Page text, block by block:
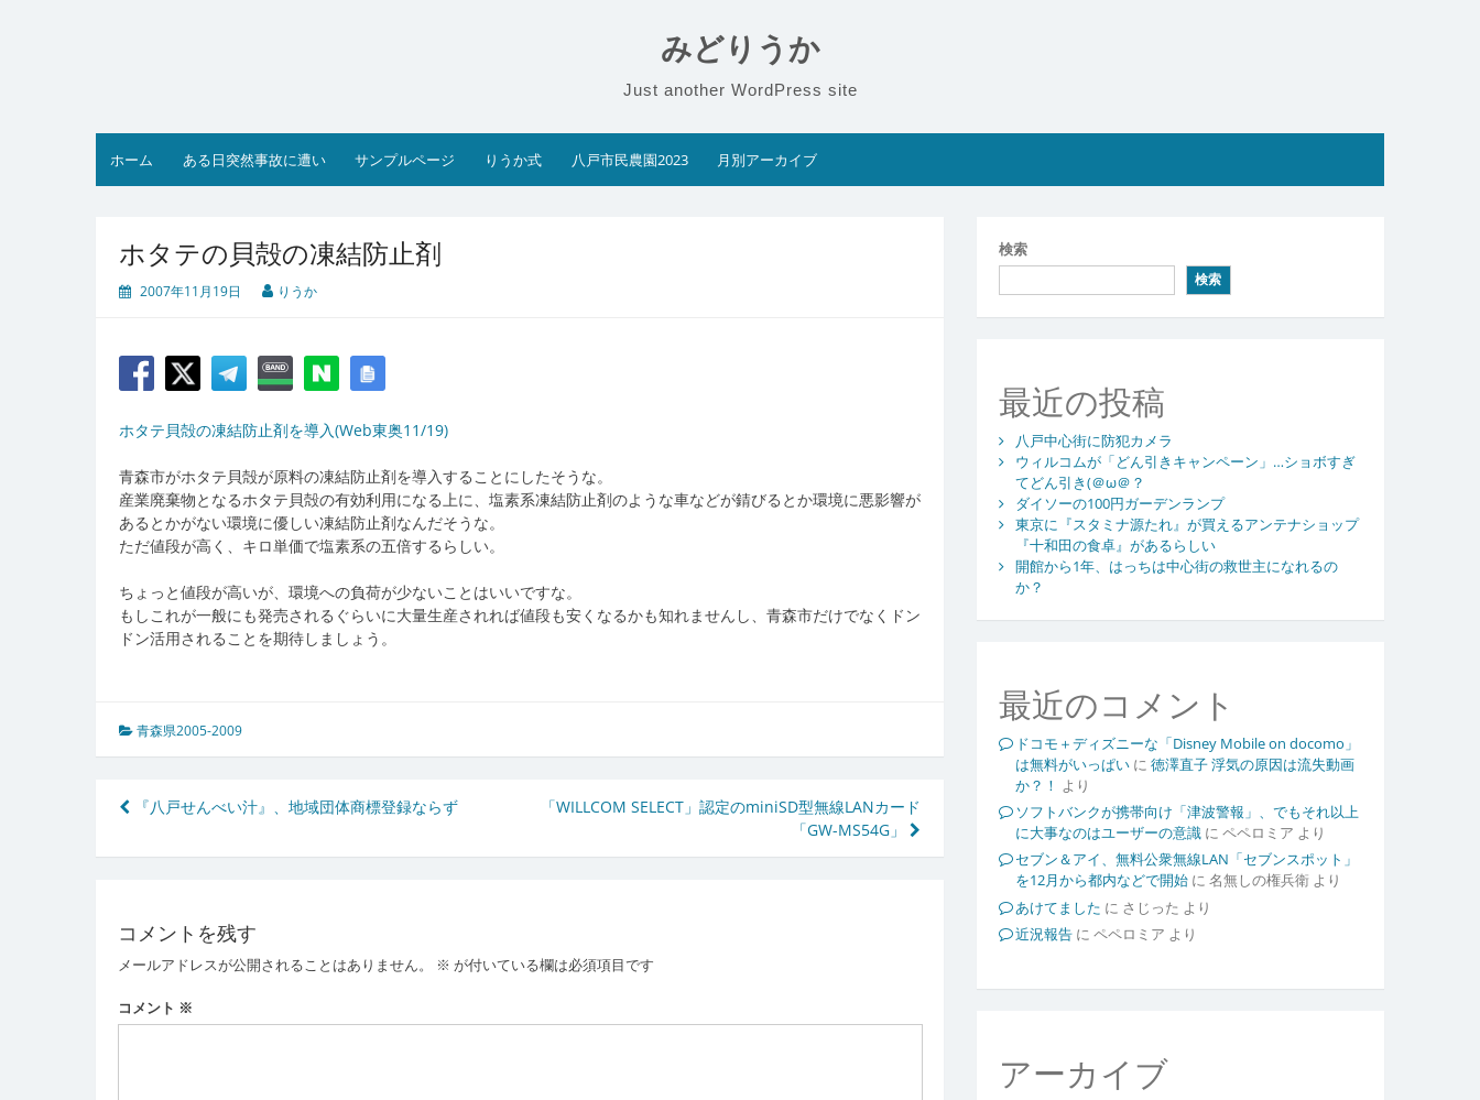
みどりうか
Just another WordPress site
ホーム ある日突然事故に遭い サンプルページ りうか式 八戸市民農園2023 月別アーカイブ
ホタテの貝殻の凍結防止剤
2007年11月19日 りうか
ホタテ貝殻の凍結防止剤を導入(Web東奥11/19)
青森市がホタテ貝殻が原料の凍結防止剤を導入することにしたそうな。
産業廃棄物となるホタテ貝殻の有効利用になる上に、塩素系凍結防止剤のような車などが錆びるとか環境に悪影響が
あるとかがない環境に優しい凍結防止剤なんだそうな。
ただ値段が高く、キロ単価で塩素系の五倍するらしい。
ちょっと値段が高いが、環境への負荷が少ないことはいいですな。
もしこれが一般にも発売されるぐらいに大量生産されれば値段も安くなるかも知れませんし、青森市だけでなくドン
ドン活用されることを期待しましょう。
青森県2005-2009
投
稿
ビ
ゲ
ー
シ
『八戸せんべい汁』、地域団体商標登録ならず
「WILLCOM SELECT」認定のminiSD型無線LANカード
「GW-MS54G」
コメントを残す
メールアドレスが公開されることはありません。 ※ が付いている欄は必須項目です
コメント ※
検索
検索
最近の投稿
八戸中心街に防犯カメラ
ウィルコムが「どん引きキャンペーン」…ショボすぎ
てどん引き(＠ω＠？
ダイソーの100円ガーデンランプ
東京に『スタミナ源たれ』が買えるアンテナショップ
『十和田の食卓』があるらしい
開館から1年、はっちは中心街の救世主になれるの
か？
最近のコメント
ドコモ＋ディズニーな「Disney Mobile on docomo」
は無料がいっぱいに 徳澤直子 浮気の原因は流失動画
か？！ より
ソフトバンクが携帯向け「津波警報」、でもそれ以上
に大事なのはユーザーの意識に ペペロミア より
セブン＆アイ、無料公衆無線LAN「セブンスポット」
を12月から都内などで開始に 名無しの権兵衛より
あけてました に さじった より
近況報告に ペペロミア より
アーカイブ